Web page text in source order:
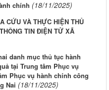
chính (18/11/2025)
CỨU VÀ THỰC HIỆN THỦ
TIN ĐIỆN TỬ XÃ
danh mục thủ tục hành
tại Trung tâm Phục vụ
Phục vụ hành chính công
Nai (18/11/2025)